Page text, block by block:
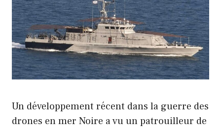
Un développement récent dans la guerre des
drones en mer Noire a vu un patrouilleur de